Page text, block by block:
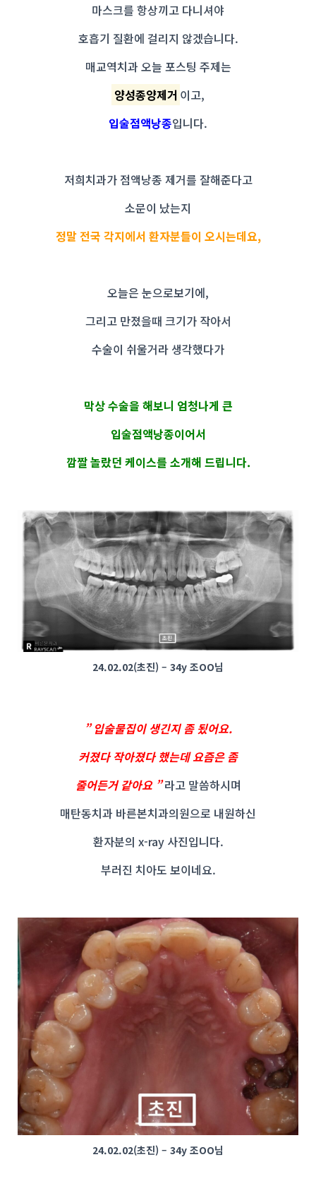
마스크를 항상끼고 다니셔야
호흡기 질환에 걸리지 않겠습니다.
매교역치과 오늘 포스팅 주제는
양성종양제거 이고,
입술점액낭종입니다.
저희치과가 점액낭종 제거를 잘해준다고
소문이 났는지
정말 전국 각지에서 환자분들이 오시는데요,
오늘은 눈으로보기에,
그리고 만졌을때 크기가 작아서
수술이 쉬울거라 생각했다가
막상 수술을 해보니 엄청나게 큰
입술점액낭종이어서
깜짤 놀랐던 케이스를 소개해 드립니다.
24.02.02(초진) – 34y 조OO님
” 입술물집이 생긴지 좀 됬어요.
커졌다 작아졌다 했는데 요즘은 좀
줄어든거 같아요 ”라고 말씀하시며
매탄동치과 바른본치과의원으로 내원하신
환자분의 x-ray 사진입니다.
부러진 치아도 보이네요.
24.02.02(초진) – 34y 조OO님